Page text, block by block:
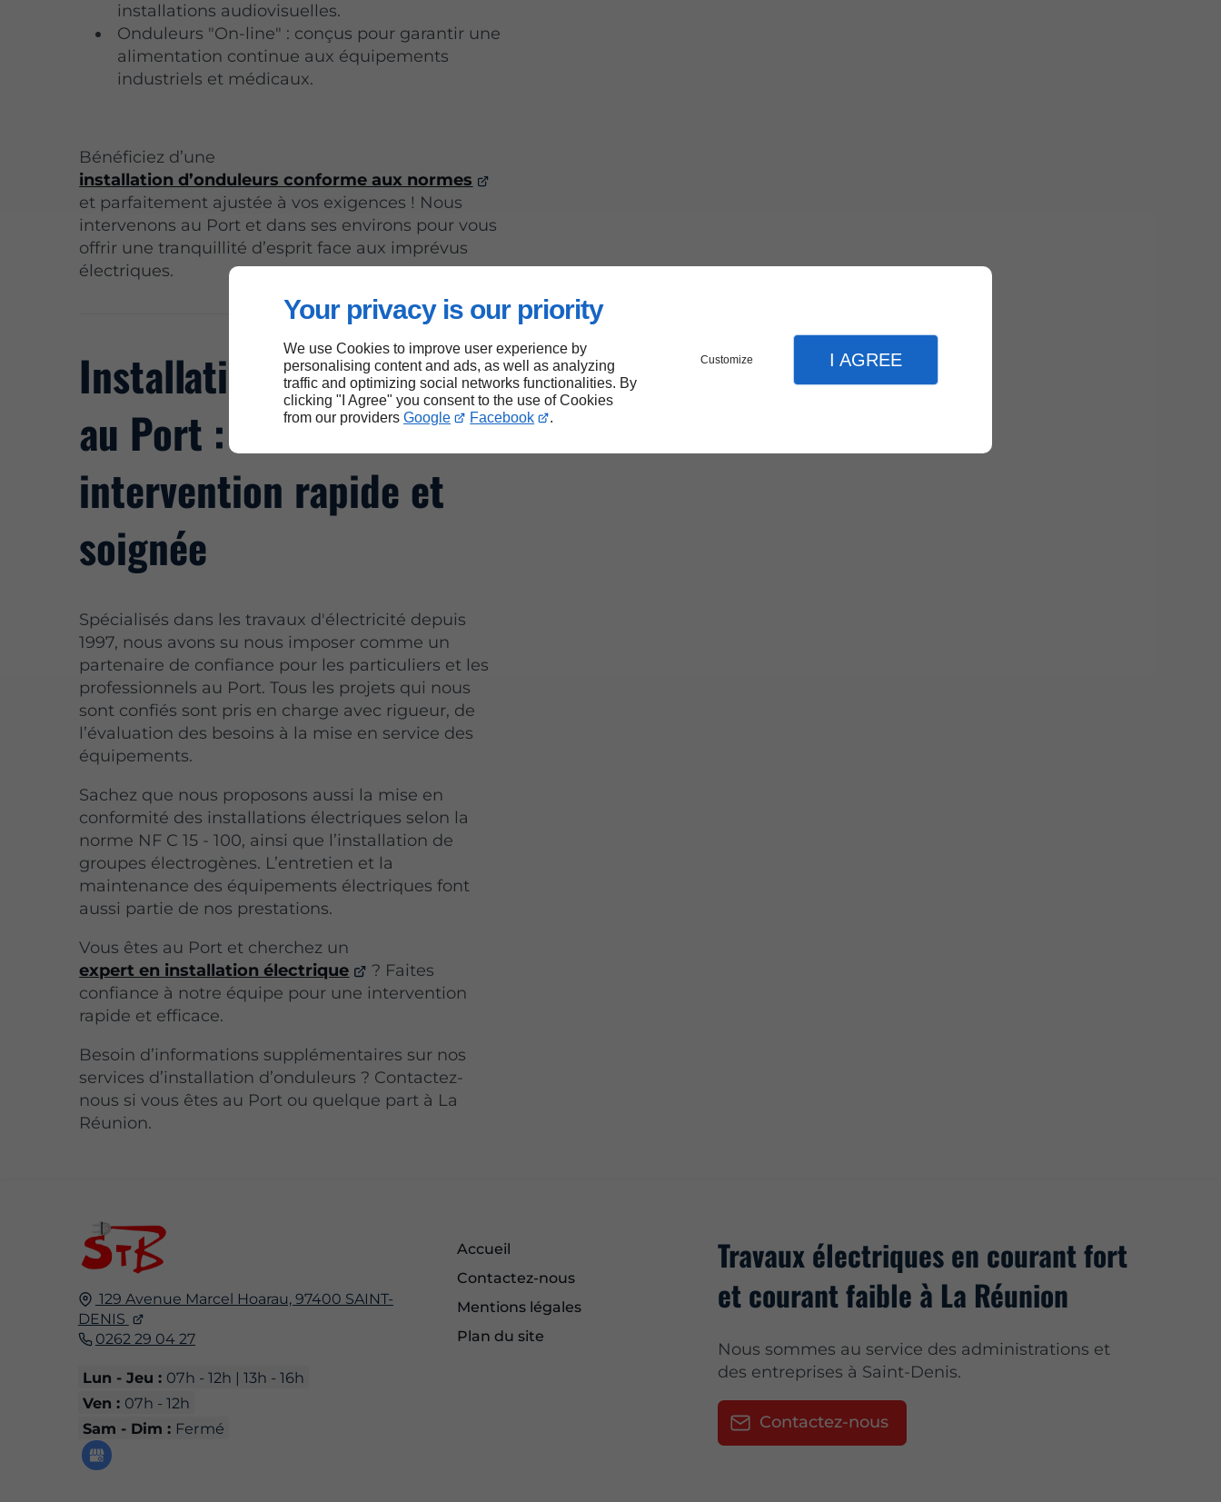
Your privacy is our priority
We use Cookies to improve user experience by
personalising content and ads, as well as analyzing
traffic and optimizing social networks functionalities. By
clicking "I Agree" you consent to the use of Cookies
from our providers Google Facebook .
Customize I AGREE
installations audiovisuelles.
Onduleurs "On-line" : conçus pour garantir une
alimentation continue aux équipements
industriels et médicaux.
Bénéficiez d’une
installation d’onduleurs conforme aux normes
et parfaitement ajustée à vos exigences ! Nous
intervenons au Port et dans ses environs pour vous
offrir une tranquillité d’esprit face aux imprévus
électriques.
Installation d’onduleurs
au Port : une
intervention rapide et
soignée
Spécialisés dans les travaux d'électricité depuis
1997, nous avons su nous imposer comme un
partenaire de confiance pour les particuliers et les
professionnels au Port. Tous les projets qui nous
sont confiés sont pris en charge avec rigueur, de
l’évaluation des besoins à la mise en service des
équipements.
Sachez que nous proposons aussi la mise en
conformité des installations électriques selon la
norme NF C 15 - 100, ainsi que l’installation de
groupes électrogènes. L’entretien et la
maintenance des équipements électriques font
aussi partie de nos prestations.
Vous êtes au Port et cherchez un
expert en installation électrique
? Faites
confiance à notre équipe pour une intervention
rapide et efficace.
Besoin d’informations supplémentaires sur nos
services d’installation d’onduleurs ? Contactez-
nous si vous êtes au Port ou quelque part à La
Réunion.
129 Avenue Marcel Hoarau, 97400 SAINT-
DENIS
0262 29 04 27
Lun - Jeu : 07h - 12h | 13h - 16h
Ven : 07h - 12h
Sam - Dim : Fermé
Accueil
Contactez-nous
Mentions légales
Plan du site
Travaux électriques en courant fort
et courant faible à La Réunion
Nous sommes au service des administrations et
des entreprises à Saint-Denis.
Contactez-nous